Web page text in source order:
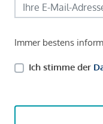
Immer bestens
Ich stimme der